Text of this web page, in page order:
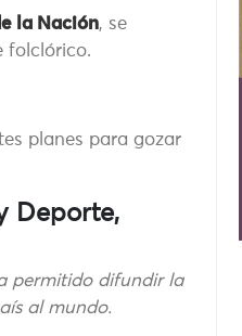
la Nación, se
folclórico.
planes para gozar
Deporte,
permitido difundir la
al mundo.